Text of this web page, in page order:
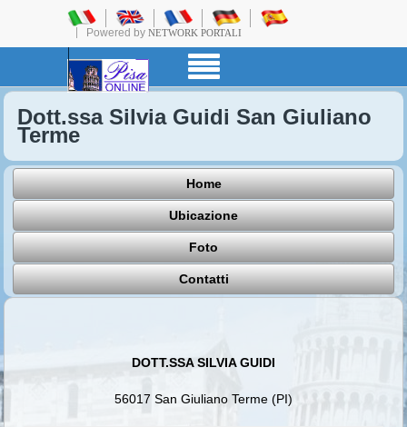
Powered by NETWORK PORTALI
Dott.ssa Silvia Guidi San Giuliano
Terme
Home
Ubicazione
Foto
Contatti
DOTT.SSA SILVIA GUIDI
56017 San Giuliano Terme (PI)